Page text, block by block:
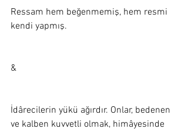
Ressam hem beğenmemiş, hem resmi
kendi yapmış.
&
İdârecilerin yükü ağırdır. Onlar, bedenen
ve kalben kuvvetli olmak, himâyesinde